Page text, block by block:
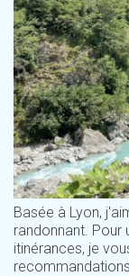
Basée à Lyon,
randonnant. Pour
itinérances, je